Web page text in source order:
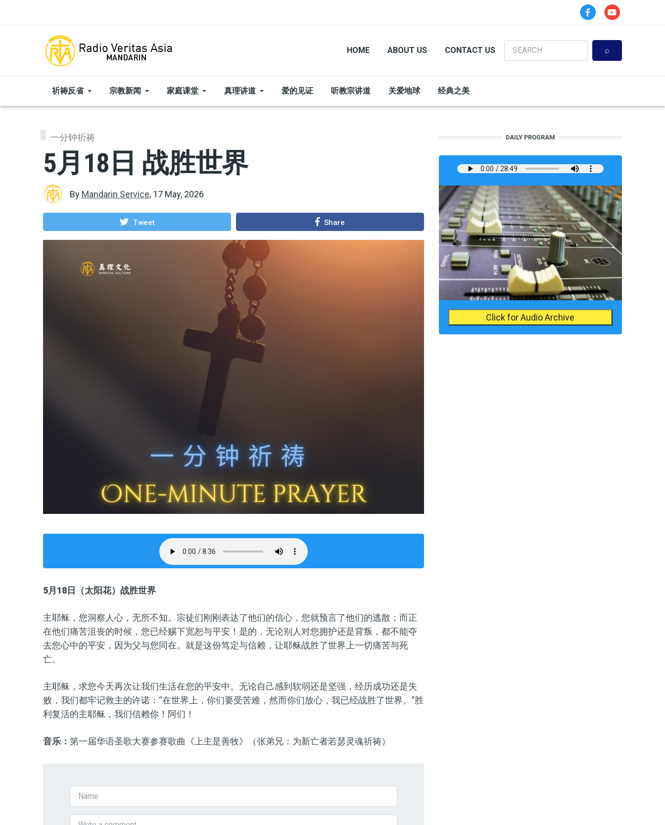
HOME ABOUT US CONTACT US
Search
祈祷反省 宗教新闻 家庭课堂 真理讲道 爱的见证 听教宗讲道 关爱地球 经典之美
一分钟祈祷
5月18日 战胜世界
By Mandarin Service, 17 May, 2026
Tweet Share
5月 18 日 （太阳花）战胜世界
主耶稣，您洞察人心，无所不知。宗徒们刚刚表达了他们的信心，您就预言了他们的逃散；而正
在他们痛苦沮丧的时候，您已经赐下宽恕与平安！是的，无论别人对您拥护还是背叛，都不能夺
去您心中的平安，因为父与您同在。就是这份笃定与信赖，让耶稣战胜了世界上一切痛苦与死
亡。
主耶稣，求您今天再次让我们生活在您的平安中。无论自己感到软弱还是坚强，经历成功还是失
败，我们都牢记救主的许诺 ：“在世界上，你们要受苦难，然而你们放心，我已经战胜了世界。 ”胜
利复活的主耶稣，我们信赖你！ 阿们！
音乐： 第一届华语圣歌大赛参赛歌曲《 上主是善牧》（张弟兄：为新亡者若瑟灵魂祈祷）
DAILY PROGRAM
Click for Audio Archive